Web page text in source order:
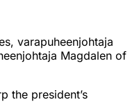
varapuheenjohtaja
Magdalen of
the president’s